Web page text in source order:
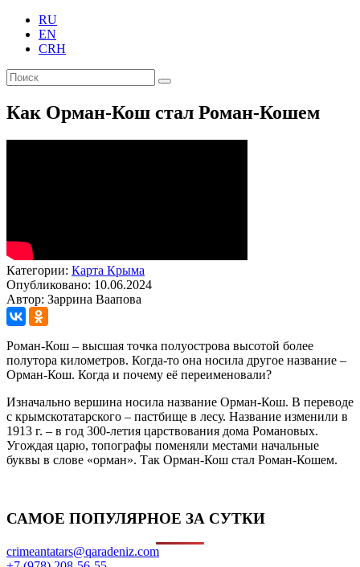
RU
EN
CRH
Как Орман-Кош стал Роман-Кошем
Категории: Карта Крыма
Опубликовано: 10.06.2024
Автор: Заррина Ваапова
Роман-Кош – высшая точка полуострова высотой более
полутора километров. Когда-то она носила другое название –
Орман-Кош. Когда и почему её переименовали?
Изначально вершина носила название Орман-Кош. В переводе
с крымскотатарского – пастбище в лесу. Название изменили в
1913 г. – в год 300-летия царствования дома Романовых.
Угождая царю, топографы поменяли местами начальные
буквы в слове «орман». Так Орман-Кош стал Роман-Кошем.
САМОЕ ПОПУЛЯРНОЕ ЗА СУТКИ
crimeantatars@qaradeniz.com